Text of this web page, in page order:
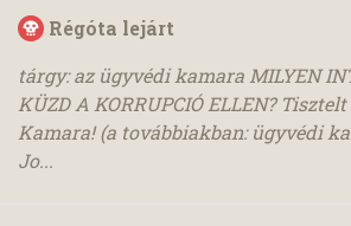
Régóta lejárt
tárgy: az ügyvédi kamara MILYEN
KÜZD A KORRUPCIÓ ELLEN?
Kamara! (a továbbiakban: ügyvédi
Jo...